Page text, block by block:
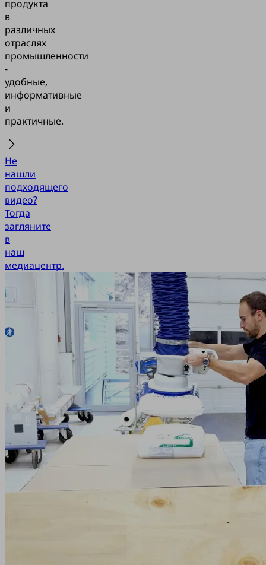
продукта
в
различных
отраслях
промышленности
-
удобные,
информативные
и
практичные.
Не
нашли
подходящего
видео?
Тогда
загляните
в
наш
медиацентр.